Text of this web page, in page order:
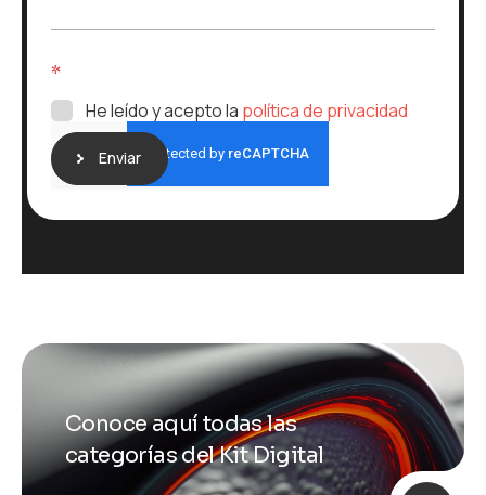
*
He leído y acepto la política de privacidad
Enviar
Conoce aquí todas las
categorías del Kit Digital